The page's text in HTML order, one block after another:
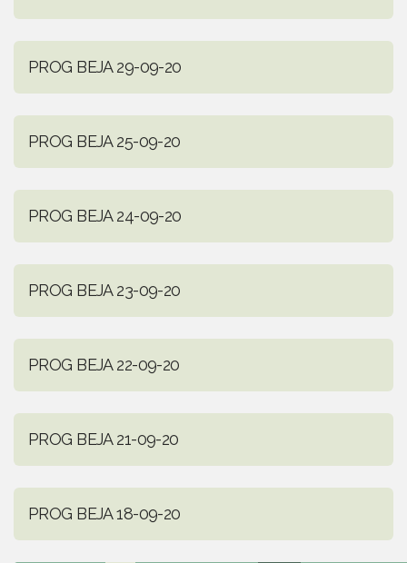
PROG BEJA 29-09-20
PROG BEJA 25-09-20
PROG BEJA 24-09-20
PROG BEJA 23-09-20
PROG BEJA 22-09-20
PROG BEJA 21-09-20
PROG BEJA 18-09-20